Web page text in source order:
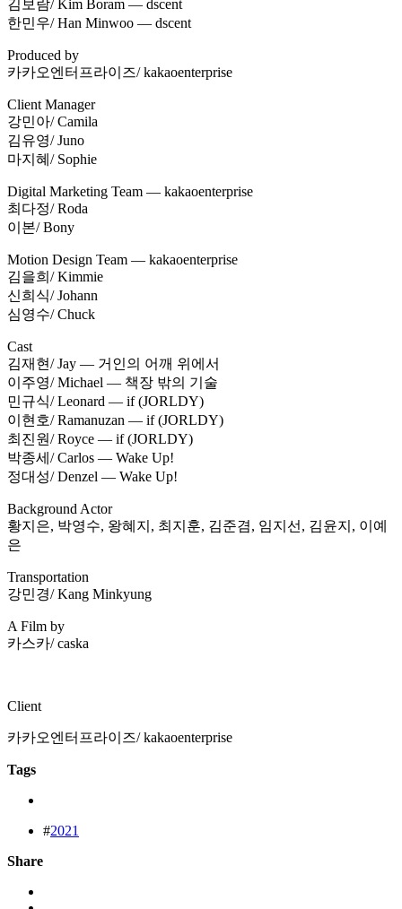
김보람/ Kim Boram — dscent
한민우/ Han Minwoo — dscent
Produced by
카카오엔터프라이즈/ kakaoenterprise
Client Manager
강민아/ Camila
김유영/ Juno
마지혜/ Sophie
Digital Marketing Team — kakaoenterprise
최다정/ Roda
이본/ Bony
Motion Design Team — kakaoenterprise
김을희/ Kimmie
신희식/ Johann
심영수/ Chuck
Cast
김재현/ Jay — 거인의 어깨 위에서
이주영/ Michael — 책장 밖의 기술
민규식/ Leonard — if (JORLDY)
이현호/ Ramanuzan — if (JORLDY)
최진원/ Royce — if (JORLDY)
박종세/ Carlos — Wake Up!
정대성/ Denzel — Wake Up!
Background Actor
황지은, 박영수, 왕혜지, 최지훈, 김준겸, 임지선, 김윤지, 이예
은
Transportation
강민경/ Kang Minkyung
A Film by
카스카/ caska
Client
카카오엔터프라이즈/ kakaoenterprise
Tags
#2021
Share